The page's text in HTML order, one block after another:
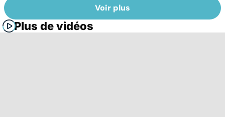
Voir plus
Plus de vidéos